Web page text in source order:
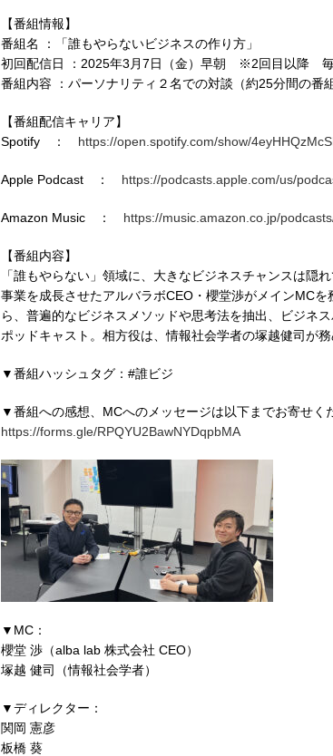
【番組情報】
番組名 ：「誰もやらないビジネスの作り方」
初回配信日 ：2025年3月7日（金）早朝 ※2回目以降
番組内容 ：パーソナリティ２名での対談（約25分間の番組
【番組配信キャリア】
Spotify ： https://open.spotify.com/show/
Apple Podcast ： https://podcasts.apple.com/us/
Amazon Music ： https://music.amazon.co.jp/
【番組内容】
「誰もやらない」領域に、大きなビジネスチャンスは隠
事業を成長させたアルバラボCEO・櫻堂渉がメインMC
ら、普遍的なビジネスメソッドや思考法を抽出、ビジネ
ポッドキャスト。相方役は、情報社会学者の塚越健司が務
▼番組ハッシュタグ：#誰ビジ
▼番組への感想、MCへのメッセージは以下までお寄せく
https://forms.gle/RPQYU2BawNYDqpbMA
▼MC：
櫻堂 渉（alba lab 株式会社 CEO）
塚越 健司（情報社会学者）
▼ディレクター：
関岡 憲彦
板橋 葵